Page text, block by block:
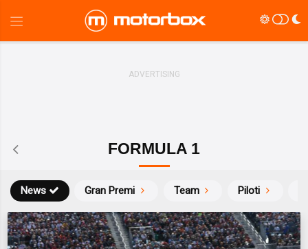
FORMULA 1
News Gran Premi Team Piloti